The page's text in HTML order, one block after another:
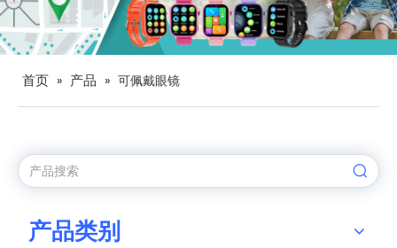
首页 » 产品 » 可佩戴眼镜
产品类别